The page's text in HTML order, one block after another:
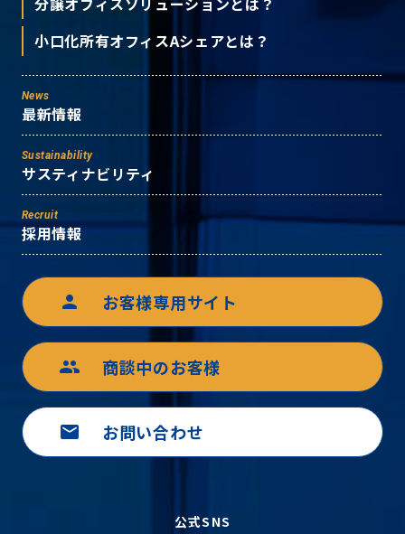
小口化所有オフィスAシェアとは？
News
最新情報
Sustainability
サスティナビリティ
Recruit
採用情報
person お客様専用サイト
group 商談中のお客様
mail お問い合わせ
公式SNS